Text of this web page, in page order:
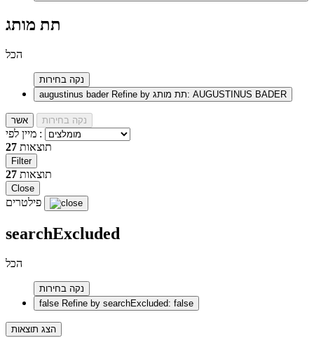
תת מותג
הכל
נקה בחירות
augustinus bader
Refine by תת מותג: AUGUSTINUS BADER
אשר נקה בחירות
מיין לפי :
27 תוצאות
Filter
27 תוצאות
Close
searchExcluded
הכל
נקה בחירות
false Refine by searchExcluded: false
הצג תוצאות